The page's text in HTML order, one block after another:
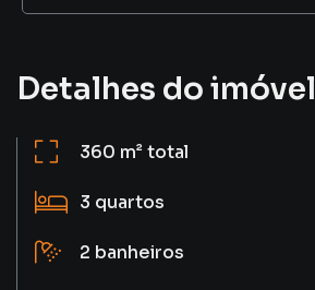
Detalhes do imóvel
360 m²total
3 quartos
2 banheiros